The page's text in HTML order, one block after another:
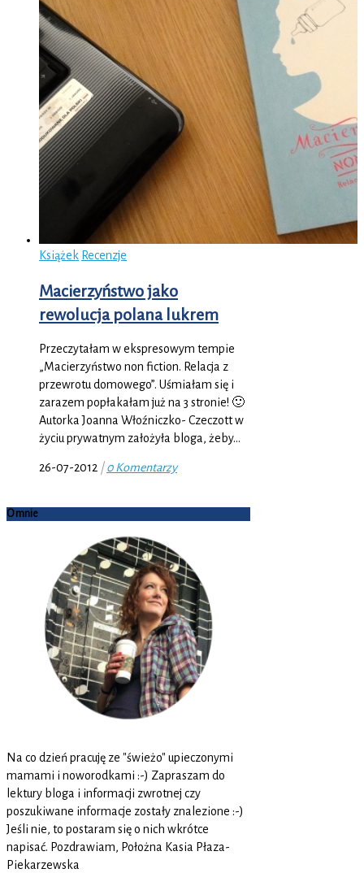
Książek Recenzje
Macierzyństwo jako
rewolucja polana lukrem
Przeczytałam w ekspresowym tempie
„Macierzyństwo non fiction. Relacja z
przewrotu domowego”. Uśmiałam się i
zarazem popłakałam już na 3 stronie! 🙂
Autorka Joanna Włoźniczko- Czeczott w
życiu prywatnym założyła bloga, żeby…
26-07-2012 |0 Komentarzy
O mnie
Na co dzień pracuję ze "świeżo" upieczonymi
mamami i noworodkami :-) Zapraszam do
lektury bloga i informacji zwrotnej czy
poszukiwane informacje zostały znalezione :-)
Jeśli nie, to postaram się o nich wkrótce
napisać. Pozdrawiam, Położna Kasia Płaza-
Piekarzewska